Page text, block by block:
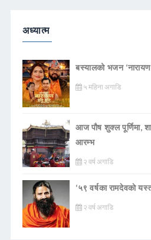
अध्यात्म
बस्यालको भजन ‘नारायण
५ महिना अगाडि
आज पौष शुक्ल पूर्णिमा,
आरम्भ
२ वर्ष अगाडि
‘५९ वर्षका रामदेवकाे
२ वर्ष अगाडि